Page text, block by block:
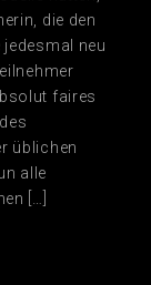
die den
neu
faires
üblichen
alle
[…]